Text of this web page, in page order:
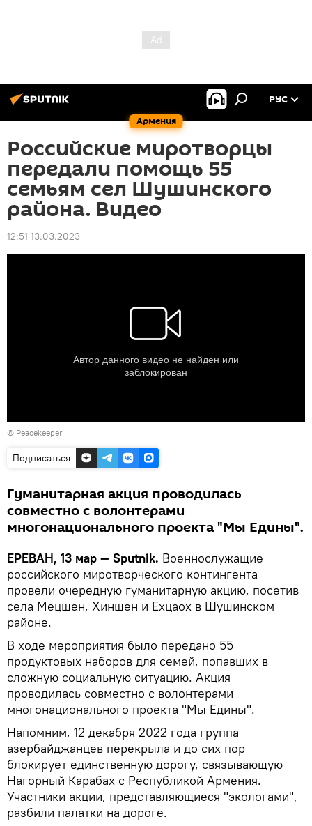
Армения
РУС
Российские миротворцы
передали помощь 55
семьям сел Шушинского
района. Видео
12:51 13.03.2023
© Peacekeeper
Подписаться
Гуманитарная акция проводилась
совместно с волонтерами
многонационального проекта "Мы Едины".
ЕРЕВАН, 13 мар — Sputnik. Военнослужащие
российского миротворческого контингента
провели очередную гуманитарную акцию, посетив
села Мецшен, Хиншен и Ехцаох в Шушинском
районе.
В ходе мероприятия было передано 55
продуктовых наборов для семей, попавших в
сложную социальную ситуацию. Акция
проводилась совместно с волонтерами
многонационального проекта "Мы Едины".
Напомним, 12 декабря 2022 года группа
азербайджанцев перекрыла и до сих пор
блокирует единственную дорогу, связывающую
Нагорный Карабах с Республикой Армения.
Участники акции, представляющиеся "экологами",
разбили палатки на дороге.